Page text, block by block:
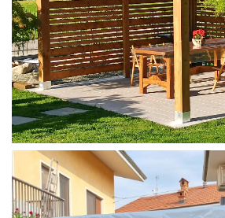
PERGOLA 4X4